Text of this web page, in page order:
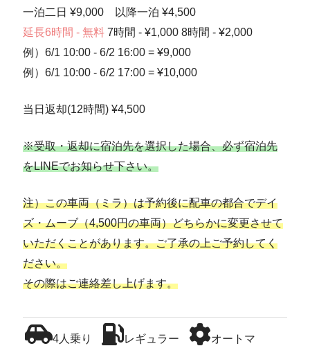
一泊二日 ¥9,000 以降一泊 ¥4,500
延長6時間 - 無料7時間 - ¥1,000 8時間 - ¥2,000
例）6/1 10:00 - 6/2 16:00 = ¥9,000
例）6/1 10:00 - 6/2 17:00 = ¥10,000
当日返却(12時間) ¥4,500
※受取・返却に宿泊先を選択した場合、必ず宿泊先
をLINEでお知らせ下さい。
注）この車両（ミラ）は予約後に配車の都合でデイ
ズ・ムーブ（4,500円の車両）どちらかに変更させて
いただくことがあります。ご了承の上ご予約してく
ださい。
その際はご連絡差し上げます。
4人乗り レギュラー オートマ